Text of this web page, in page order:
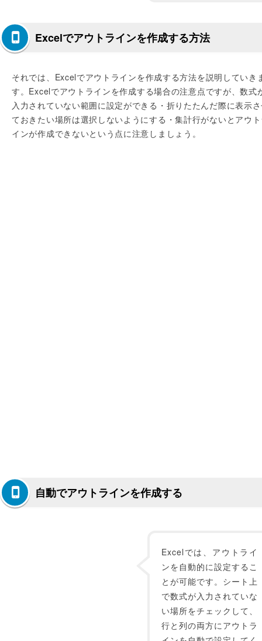
Excelでアウトラインを作成する方法
それでは、Excelでアウトラインを作成する方法を説明していき
す。Excelでアウトラインを作成する場合の注意点ですが、数式
入力されていない範囲に設定ができる・折りたたんだ際に表示
ておきたい場所は選択しないようにする・集計行がないとアウ
インが作成できないという点に注意しましょう。
自動でアウトラインを作成する
Excelでは、アウトライ
ンを自動的に設定するこ
とが可能です。シート上
で数式が入力されていな
い場所をチェックして、
行と列の両方にアウトラ